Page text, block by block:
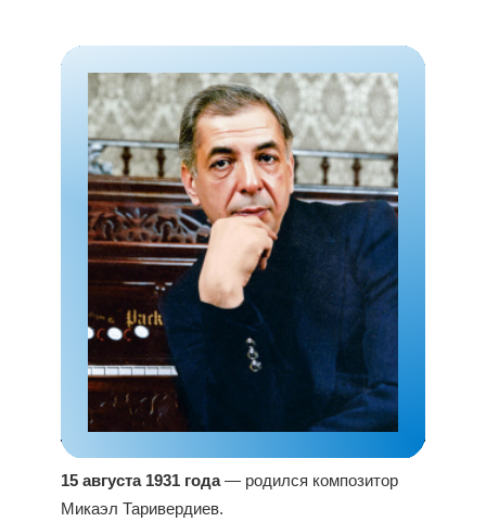
15 августа 1931 года— родился композитор
Микаэл Таривердиев.